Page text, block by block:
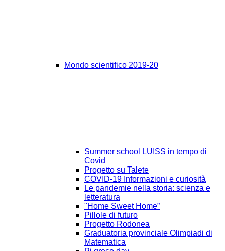
Mondo scientifico 2019-20
Summer school LUISS in tempo di
Covid
Progetto su Talete
COVID-19 Informazioni e curiosità
Le pandemie nella storia: scienza e
letteratura
"Home Sweet Home”
Pillole di futuro
Progetto Rodonea
Graduatoria provinciale Olimpiadi di
Matematica